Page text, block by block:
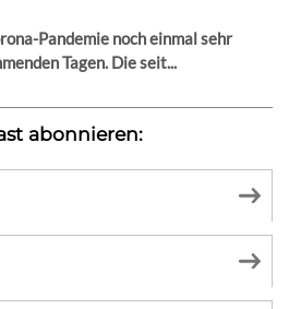
Pandemie noch einmal sehr
Tagen. Die seit...
abonnieren: